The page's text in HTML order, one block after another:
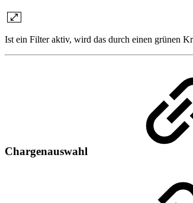
Ist ein Filter aktiv, wird das durch einen grünen
Chargenauswahl